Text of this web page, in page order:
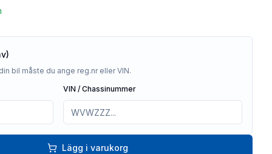
bil måste du ange reg.nr eller VIN.
VIN / Chassinummer
Lägg i varukorg